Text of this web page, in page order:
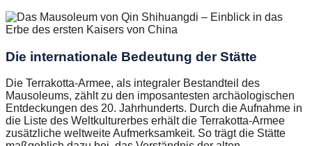
Die internationale Bedeutung der Stätte
Die Terrakotta-Armee, als integraler Bestandteil des
Mausoleums, zählt zu den imposantesten archäologischen
Entdeckungen des 20. Jahrhunderts. Durch die Aufnahme in
die Liste des Weltkulturerbes erhält die Terrakotta-Armee
zusätzliche weltweite Aufmerksamkeit. So trägt die Stätte